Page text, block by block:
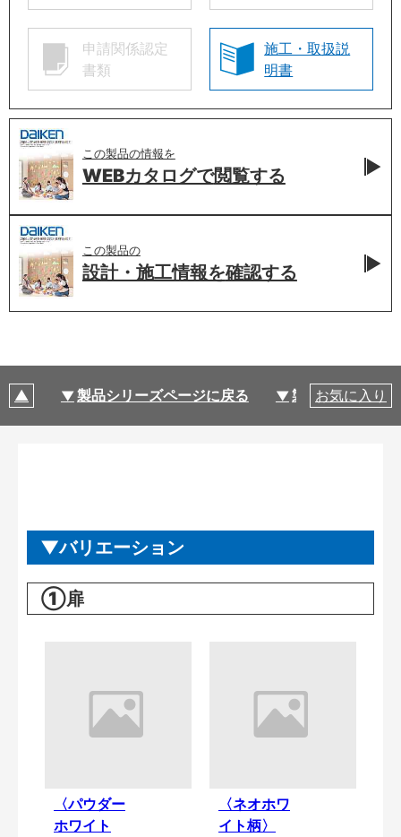
申請関係認定
書類
施工・取扱説
明書
この製品の情報を
WEBカタログで閲覧する
この製品の
設計・施工情報を確認する
製品シリーズページに戻る 製品仕様
お気に入り
バリエーション
①扉
〈パウダー
ホワイト
〈ネオホワ
イト柄〉